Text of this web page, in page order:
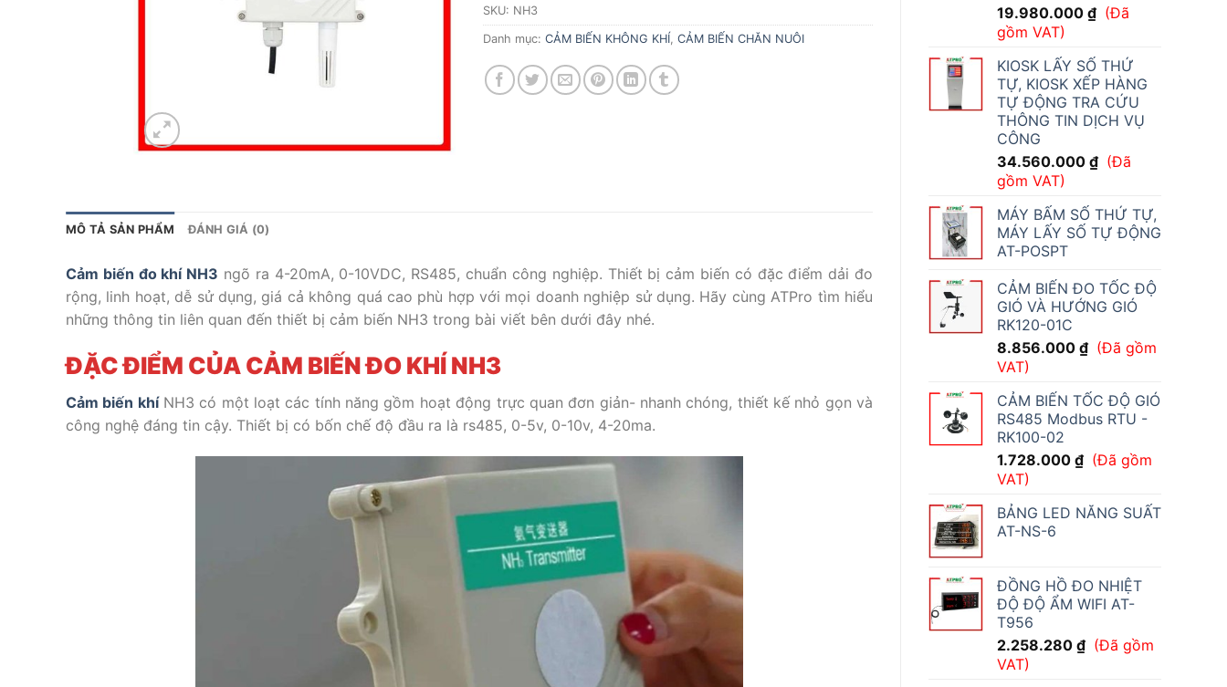
19.980.000 ₫ (Đã
gồm VAT)
KIOSK LẤY SỐ THỨ
TỰ, KIOSK XẾP HÀNG
TỰ ĐỘNG TRA CỨU
THÔNG TIN DỊCH VỤ
CÔNG
34.560.000 ₫ (Đã
gồm VAT)
MÁY BẤM SỐ THỨ TỰ,
MÁY LẤY SỐ TỰ ĐỘNG
AT-POSPT
CẢM BIẾN ĐO TỐC ĐỘ
GIÓ VÀ HƯỚNG GIÓ
RK120-01C
8.856.000 ₫ (Đã gồm
VAT)
CẢM BIẾN TỐC ĐỘ GIÓ
RS485 Modbus RTU -
RK100-02
1.728.000 ₫ (Đã gồm
VAT)
BẢNG LED NĂNG SUẤT
AT-NS-6
ĐỒNG HỒ ĐO NHIỆT
ĐỘ ĐỘ ẨM WIFI AT-
T956
2.258.280 ₫ (Đã gồm
VAT)
SKU: NH3
Danh mục: CẢM BIẾN KHÔNG KHÍ, CẢM BIẾN CHĂN NUÔI
MÔ TẢ SẢN PHẨM ĐÁNH GIÁ (0)
Cảm biến đo khí NH3 ngõ ra 4-20mA, 0-10VDC, RS485, chuẩn công nghiệp. Thiết bị cảm biến có đặc điểm dải đo
rộng, linh hoạt, dễ sử dụng, giá cả không quá cao phù hợp với mọi doanh nghiệp sử dụng. Hãy cùng ATPro tìm hiểu
những thông tin liên quan đến thiết bị cảm biến NH3 trong bài viết bên dưới đây nhé.
ĐẶC ĐIỂM CỦA CẢM BIẾN ĐO KHÍ NH3
Cảm biến khíNH3 có một loạt các tính năng gồm hoạt động trực quan đơn giản- nhanh chóng, thiết kế nhỏ gọn và
công nghệ đáng tin cậy. Thiết bị có bốn chế độ đầu ra là rs485, 0-5v, 0-10v, 4-20ma.